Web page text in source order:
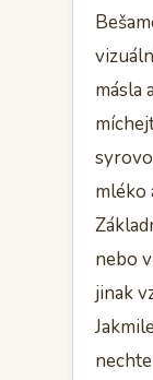
másla
mléko
nebo
jinak